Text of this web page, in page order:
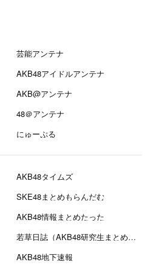
芸能アンテナ
AKB48アイドルアンテナ
AKB@アンテナ
48＠アンテナ
にゅーぷる
AKB48タイムズ
SKE48まとめもらんだむ
AKB48情報まとめたった
若草日誌（AKB48研究生まとめブログ）
AKB48地下速報